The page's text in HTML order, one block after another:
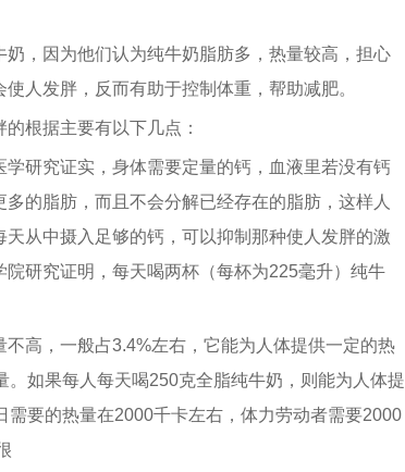
，因为他们认为纯牛奶脂肪多，热量较高，担心
人发胖，反而有助于控制体重，帮助减肥。
根据主要有以下几点：
研究证实，身体需要定量的钙，血液里若没有钙
的脂肪，而且不会分解已经存在的脂肪，这样人
从中摄入足够的钙，可以抑制那种使人发胖的激
研究证明，每天喝两杯（每杯为225毫升）纯牛
高，一般占3.4%左右，它能为人体提供一定的热
如果每人每天喝250克全脂纯牛奶，则能为人体提
要的热量在2000千卡左右，体力劳动者需要2000